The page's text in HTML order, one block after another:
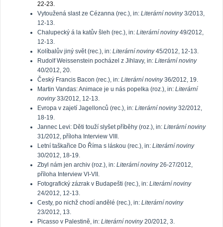
22-23.
Vytoužená slast ze Cézanna (rec.), in: Literární noviny3/2013,
12-13.
Chalupecký á la katův šleh (rec.), in: Literární noviny49/2012,
12-13.
Kolíbalův jiný svět (rec.), in: Literární noviny45/2012, 12-13.
Rudolf Weissenstein pocházel z Jihlavy, in: Literární noviny
40/2012, 20.
Český Francis Bacon (rec.), in: Literární noviny36/2012, 19.
Martin Vandas: Animace je u nás popelka (roz.), in: Literární
noviny33/2012, 12-13.
Evropa v zajetí Jagellonců (rec.), in: Literární noviny32/2012,
18-19.
Jannec Levi: Děti touží slyšet příběhy (roz.), in: Literární noviny
31/2012, příloha Interview VIII.
Letní taškařice Do Říma s láskou (rec.), in: Literární noviny
30/2012, 18-19.
Zbyl nám jen archiv (roz.), in: Literární noviny26-27/2012,
příloha Interview VI-VII.
Fotografický zázrak v Budapešti (rec.), in: Literární noviny
24/2012, 12-13.
Cesty, po nichž chodí andělé (rec.), in: Literární noviny
23/2012, 13.
Picasso v Palestině, in: Literární noviny20/2012, 3.